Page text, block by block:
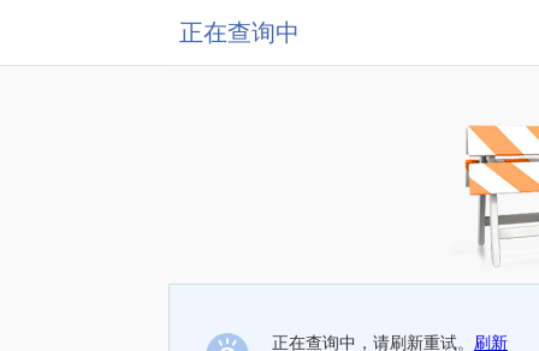
正在查询中
正在查询中，请刷新重试。 刷新